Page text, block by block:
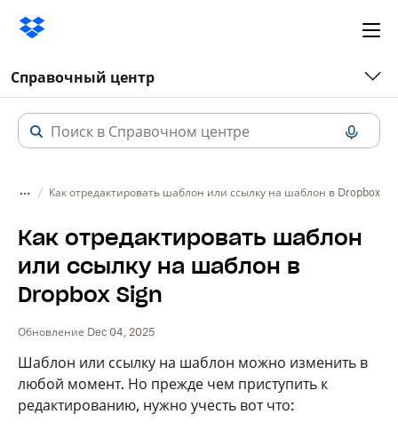
Справочный центр
Как отредактировать шаблон или ссылку на шаблон в Dropbox
Как отредактировать шаблон
или ссылку на шаблон в
Dropbox Sign
Обновление Dec 04, 2025
Шаблон или ссылку на шаблон можно изменить в
любой момент. Но прежде чем приступить к
редактированию, нужно учесть вот что: